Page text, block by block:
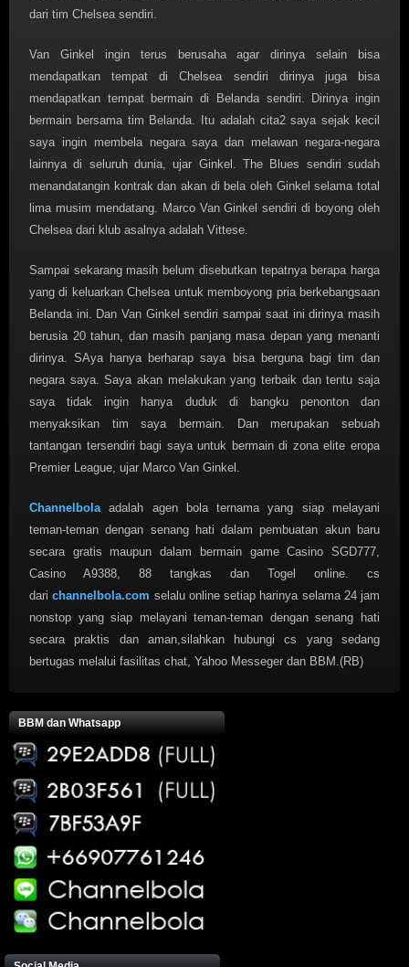
dari tim Chelsea sendiri.
Van Ginkel ingin terus berusaha agar dirinya selain bisa
mendapatkan tempat di Chelsea sendiri dirinya juga bisa
mendapatkan tempat bermain di Belanda sendiri. Dirinya ingin
bermain bersama tim Belanda. Itu adalah cita2 saya sejak kecil
saya ingin membela negara saya dan melawan negara-negara
lainnya di seluruh dunia, ujar Ginkel. The Blues sendiri sudah
menandatangin kontrak dan akan di bela oleh Ginkel selama total
lima musim mendatang. Marco Van Ginkel sendiri di boyong oleh
Chelsea dari klub asalnya adalah Vittese.
Sampai sekarang masih belum disebutkan tepatnya berapa harga
yang di keluarkan Chelsea untuk memboyong pria berkebangsaan
Belanda ini. Dan Van Ginkel sendiri sampai saat ini dirinya masih
berusia 20 tahun, dan masih panjang masa depan yang menanti
dirinya. SAya hanya berharap saya bisa berguna bagi tim dan
negara saya. Saya akan melakukan yang terbaik dan tentu saja
saya tidak ingin hanya duduk di bangku penonton dan
menyaksikan tim saya bermain. Dan merupakan sebuah
tantangan tersendiri bagi saya untuk bermain di zona elite eropa
Premier League, ujar Marco Van Ginkel.
Channelbola adalah agen bola ternama yang siap melayani
teman-teman dengan senang hati dalam pembuatan akun baru
secara gratis maupun dalam bermain game Casino SGD777,
Casino A9388, 88 tangkas dan Togel online. cs
dari channelbola.com selalu online setiap harinya selama 24 jam
nonstop yang siap melayani teman-teman dengan senang hati
secara praktis dan aman,silahkan hubungi cs yang sedang
bertugas melalui fasilitas chat, Yahoo Messeger dan BBM.(RB)
BBM dan Whatsapp